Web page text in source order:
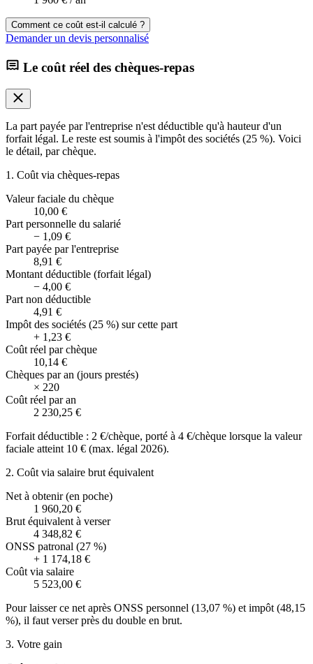
Comment ce coût est-il calculé ?
Demander un devis personnalisé
Le coût réel des chèques-repas
La part payée par l'entreprise n'est déductible qu'à hauteur d'un
forfait légal. Le reste est soumis à l'impôt des sociétés (25 %). Voici
le détail, par chèque.
1. Coût via chèques-repas
Valeur faciale du chèque
10,00 €
Part personnelle du salarié
− 1,09 €
Part payée par l'entreprise
8,91 €
Montant déductible (forfait légal)
− 4,00 €
Part non déductible
4,91 €
Impôt des sociétés (25 %) sur cette part
+ 1,23 €
Coût réel par chèque
10,14 €
Chèques par an (jours prestés)
× 220
Coût réel par an
2 230,25 €
Forfait déductible : 2 €/chèque, porté à 4 €/chèque lorsque la valeur
faciale atteint 10 € (max. légal 2026).
2. Coût via salaire brut équivalent
Net à obtenir (en poche)
1 960,20 €
Brut équivalent à verser
4 348,82 €
ONSS patronal (27 %)
+ 1 174,18 €
Coût via salaire
5 523,00 €
Pour laisser ce net après ONSS personnel (13,07 %) et impôt (48,15
%), il faut verser près du double en brut.
3. Votre gain